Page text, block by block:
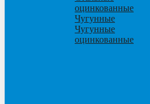
оцинкованные
Чугунные
Чугунные
оцинкованные